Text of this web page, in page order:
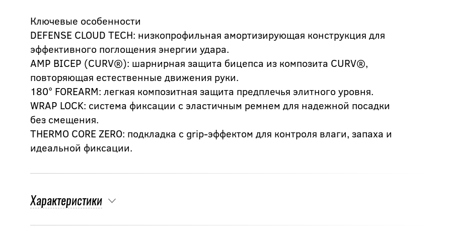
Ключевые особенности
DEFENSE CLOUD TECH: низкопрофильная амортизирующая конструкция для
эффективного поглощения энергии удара.
AMP BICEP (CURV®): шарнирная защита бицепса из композита CURV®,
повторяющая естественные движения руки.
180° FOREARM: легкая композитная защита предплечья элитного уровня.
WRAP LOCK: система фиксации с эластичным ремнем для надежной посадки
без смещения.
THERMO CORE ZERO: подкладка с grip-эффектом для контроля влаги, запаха и
идеальной фиксации.
Характеристики